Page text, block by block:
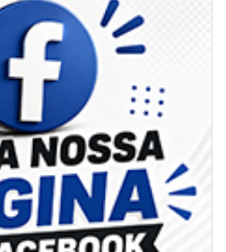
e vendas ao InspiraBQ, em